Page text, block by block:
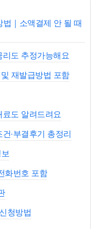
｜소액결제 안 될 때
리도 추정가능해요
재발급방법 포함
도 알려드려요
·부결후기 총정리
화번호 포함
청방법